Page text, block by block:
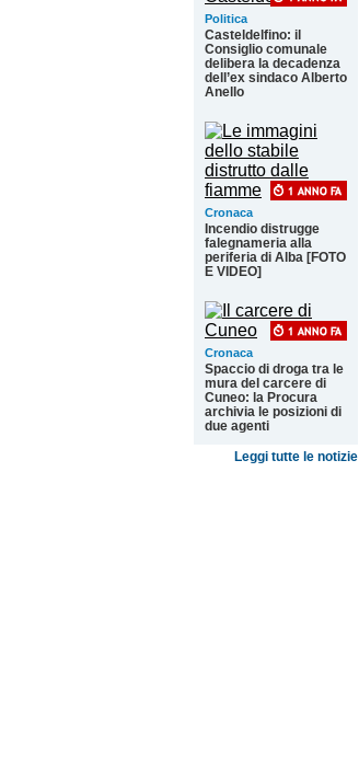
Politica
Casteldelfino: il
Consiglio comunale
delibera la decadenza
dell’ex sindaco Alberto
Anello
Cronaca
Incendio distrugge
falegnameria alla
periferia di Alba [FOTO
E VIDEO]
Cronaca
Spaccio di droga tra le
mura del carcere di
Cuneo: la Procura
archivia le posizioni di
due agenti
Leggi tutte le notizie